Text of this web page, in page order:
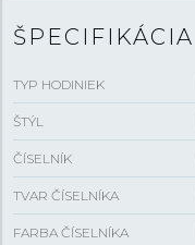
TYP HODINIEK
ŠTÝL
ČÍSELNÍK
TVAR ČÍSELNÍKA
FARBA ČÍSELNÍKA